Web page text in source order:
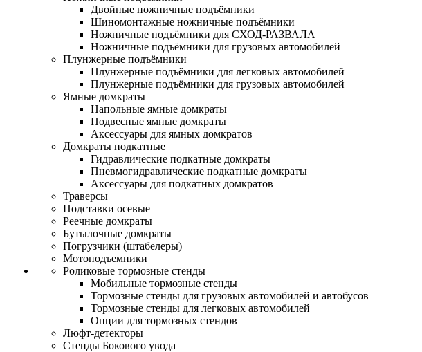
Двойные ножничные подъёмники
Шиномонтажные ножничные подъёмники
Ножничные подъёмники для СХОД-РАЗВАЛА
Ножничные подъёмники для грузовых автомобилей
Плунжерные подъёмники
Плунжерные подъёмники для легковых автомобилей
Плунжерные подъёмники для грузовых автомобилей
Ямные домкраты
Напольные ямные домкраты
Подвесные ямные домкраты
Аксессуары для ямных домкратов
Домкраты подкатные
Гидравлические подкатные домкраты
Пневмогидравлические подкатные домкраты
Аксессуары для подкатных домкратов
Траверсы
Подставки осевые
Реечные домкраты
Бутылочные домкраты
Погрузчики (штабелеры)
Мотоподъемники
Роликовые тормозные стенды
Мобильные тормозные стенды
Тормозные стенды для грузовых автомобилей и автобусов
Тормозные стенды для легковых автомобилей
Опции для тормозных стендов
Люфт-детекторы
Стенды Бокового увода